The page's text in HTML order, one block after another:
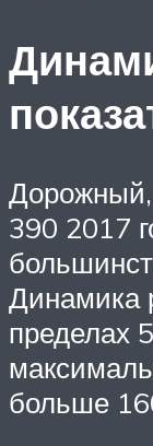
Дорожный,
390 2017
Динамика
пределах
больше